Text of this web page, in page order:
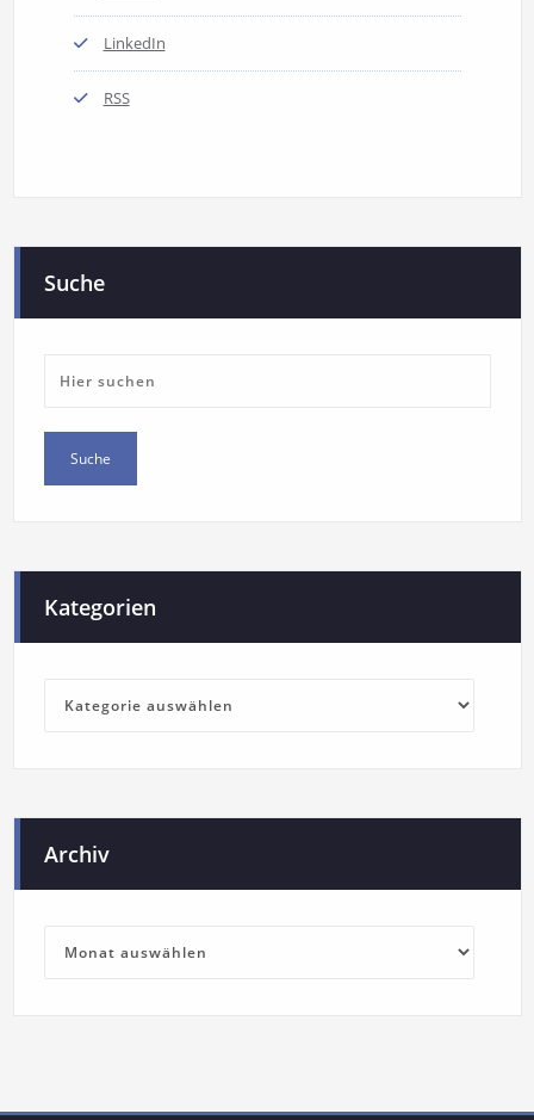
LinkedIn
RSS
Suche
Kategorien
Archiv